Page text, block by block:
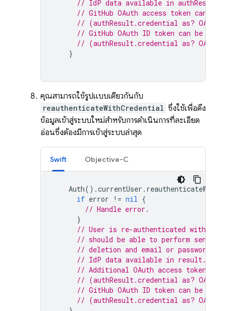
// IdP data available in
// GitHub OAuth access token can
// (authResult.credential as?
// GitHub OAuth ID token can be
// (authResult.credential as?
}
คุณสามารถใช้รูปแบบเดียวกันกับ
reauthenticateWithCredential ซึ่งใช้เพื่อดึง
ข้อมูลเข้าสู่ระบบใหม่สำหรับการดำเนินการที่ละเอียด
อ่อนซึ่งต้องมีการเข้าสู่ระบบล่าสุด
Swift Objective-C
Auth().currentUser .
if error != nil {
// Handle error.
}
// User is re-authenticated with
// should be able to perform
// deletion and email or password
// IdP data available in
// Additional OAuth access token is
// (authResult.credential as?
// GitHub OAuth ID token can be
// (authResult.credential as?